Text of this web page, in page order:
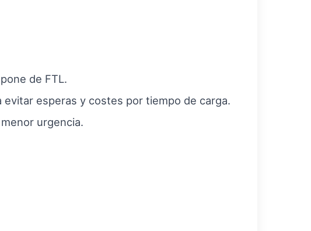
de FTL.
esperas y costes por tiempo de carga.
urgencia.